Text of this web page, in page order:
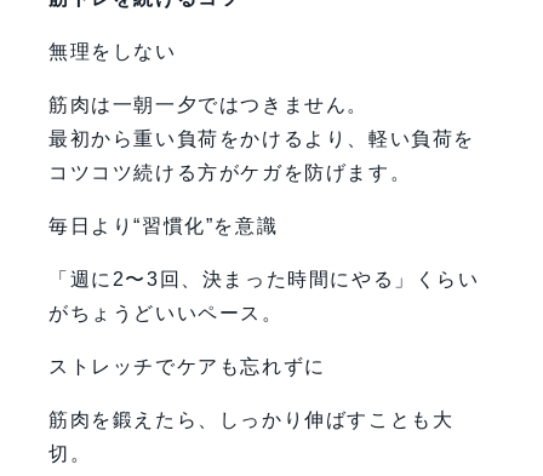
無理をしない
筋肉は一朝一夕ではつきません。
最初から重い負荷をかけるより、軽い負荷を
コツコツ続ける方がケガを防げます。
毎日より“習慣化”を意識
「週に2〜3回、決まった時間にやる」くらい
がちょうどいいペース。
ストレッチでケアも忘れずに
筋肉を鍛えたら、しっかり伸ばすことも大
切。